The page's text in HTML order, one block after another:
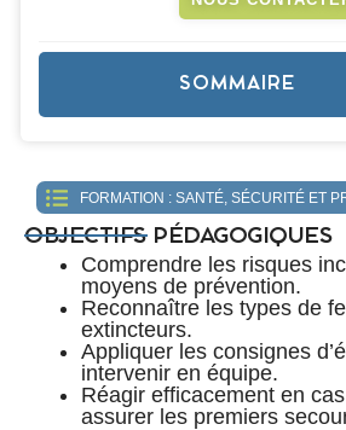
FORMATION : SANTÉ, SÉCURITÉ ET
OBJECTIFS PÉDAGOGIQUES
Comprendre les risques
moyens de prévention.
Reconnaître les types de
extincteurs.
Appliquer les consignes
intervenir en équipe.
Réagir efficacement en
assurer les premiers
SOMMAIRE